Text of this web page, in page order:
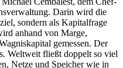
Darin wird die
sondern als Kapitalfrage
anhand von Marge,
gemessen. Der
Weltweit fließt doppelt so viel
Netze und Speicher wie in